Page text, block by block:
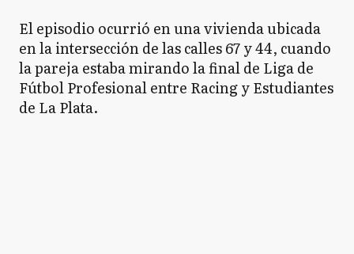
El episodio ocurrió en una vivienda ubicada
en la intersección de las calles 67 y 44, cuando
la pareja estaba mirando la final de Liga de
Fútbol Profesional entre Racing y Estudiantes
de La Plata.